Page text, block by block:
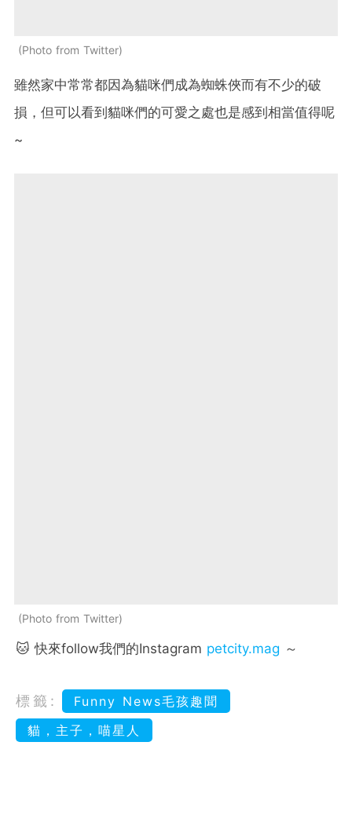
Photo from Twitter
雖然家中常常都因為貓咪們成為蜘蛛俠而有不少的破
損，但可以看到貓咪們的可愛之處也是感到相當值得呢
~
Photo from Twitter
🐱 快來follow我們的Instagram petcity.mag ～
標籤:
Funny News毛孩趣聞
貓，主子，喵星人